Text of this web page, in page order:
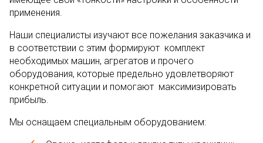
применения.
Наши специалисты изучают все пожелания заказчика и
в соответствии с этим формируют комплект
необходимых машин, агрегатов и прочего
оборудования, которые предельно удовлетворяют
конкретной ситуации и помогают максимизировать
прибыль.
Мы оснащаем специальным оборудованием: